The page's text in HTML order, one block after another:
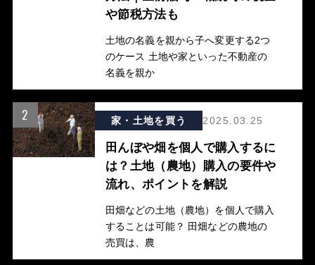
や節税方法も
土地の名義を親から子へ変更する2つ
のケース 土地や家といった不動産の
名義を親か
2 家・土地を買う 2025.03.25
田んぼや畑を個人で購入するに
は？土地（農地）購入の要件や
流れ、ポイントを解説
田畑などの土地（農地）を個人で購入
することは可能？ 田畑などの農地の
売買は、農